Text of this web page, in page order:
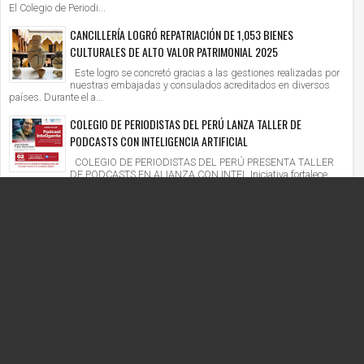
El Colegio de Periodi...
CANCILLERÍA LOGRÓ REPATRIACIÓN DE 1,053 BIENES
CULTURALES DE ALTO VALOR PATRIMONIAL 2025
Este logro se concretó gracias a las gestiones realizadas por
nuestras embajadas y consulados acreditados en diversos
países. Durante el a...
COLEGIO DE PERIODISTAS DEL PERÚ LANZA TALLER DE
PODCASTS CON INTELIGENCIA ARTIFICIAL
COLEGIO DE PERIODISTAS DEL PERÚ PRESENTA TALLER
DE PODCASTS EN ALIANZA CON INTEL Iniciativa fortalece